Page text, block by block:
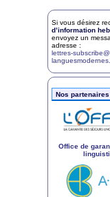
Si vous désirez
d’information
envoyez un
adresse :
lettres-
Nos partenaires
Office de